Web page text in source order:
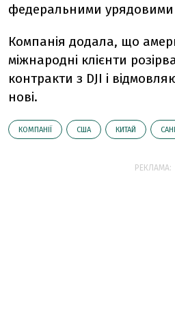
федеральними урядовими
Компанія додала, що
міжнародні клієнти
контракти з DJI і
нові.
КОМПАНІЇ США КИТАЙ
РЕКЛАМА: